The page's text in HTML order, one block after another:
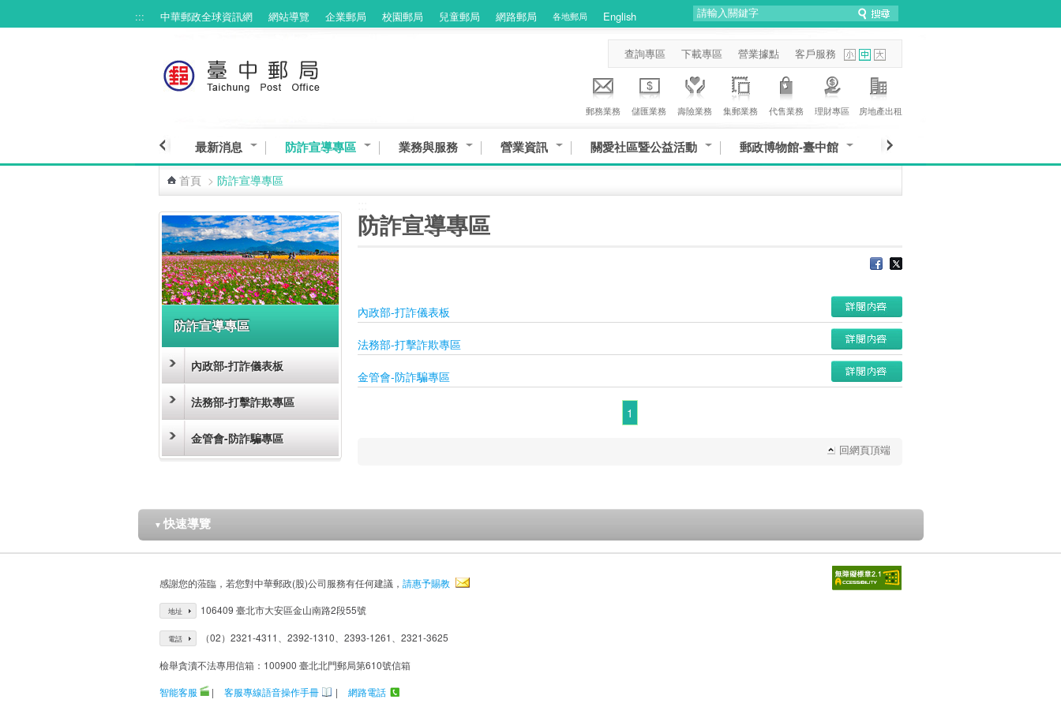
::: 中華郵政全球資訊網 網站導覽 企業郵局 校園郵局 兒童郵局 網路郵局 各地郵局 English
查詢專區 下載專區 營業據點 客戶服務
郵務業務 儲匯業務 壽險業務 集郵業務 代售業務 理財專區 房地產出租
最新消息 防詐宣導專區 業務與服務 營業資訊 關愛社區暨公益活動 郵政博物館-臺中館
首頁 > 防詐宣導專區
防詐宣導專區
內政部-打詐儀表板
法務部-打擊詐欺專區
金管會-防詐騙專區
防詐宣導專區
內政部-打詐儀表板
法務部-打擊詐欺專區
金管會-防詐騙專區
1
回網頁頂端
▼ 快速導覽
感謝您的蒞臨，若您對中華郵政(股)公司服務有任何建議， 請惠予賜教
地址 106409 臺北市大安區金山南路2段55號
電話 （02）2321-4311、2392-1310、2393-1261、2321-3625
檢舉貪瀆不法專用信箱：100900 臺北北門郵局第610號信箱
智能客服
| 客服專線語音操作手冊 | 網路電話